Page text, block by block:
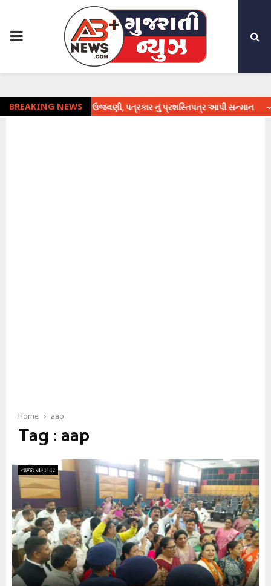
PRIMARY
MENU
BREAKING NEWS
દિવસની ઉજવણી, પત્રકાર નું પ્રશસ્તિપત્ર આપી સન્માન ⇝ 16 મેની
Home aap
Tag : aap
તાજા સમાચાર